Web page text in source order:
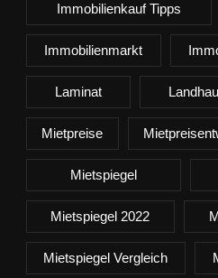
Immobilienkauf Tipps
Immobilienmarkt
Laminat
Mietpreise
Mietspiegel
Mietspiegel 2022
Mietspiegel Vergleich